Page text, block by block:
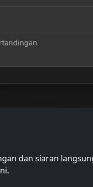
dan siaran